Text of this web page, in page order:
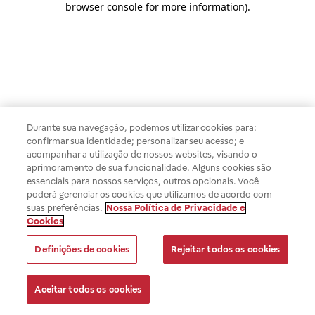
browser console for more information).
Durante sua navegação, podemos utilizar cookies para:
confirmar sua identidade; personalizar seu acesso; e
acompanhar a utilização de nossos websites, visando o
aprimoramento de sua funcionalidade. Alguns cookies são
essenciais para nossos serviços, outros opcionais. Você
poderá gerenciar os cookies que utilizamos de acordo com
suas preferências. Nossa Política de Privacidade e
Cookies
Definições de cookies Rejeitar todos os cookies
Aceitar todos os cookies